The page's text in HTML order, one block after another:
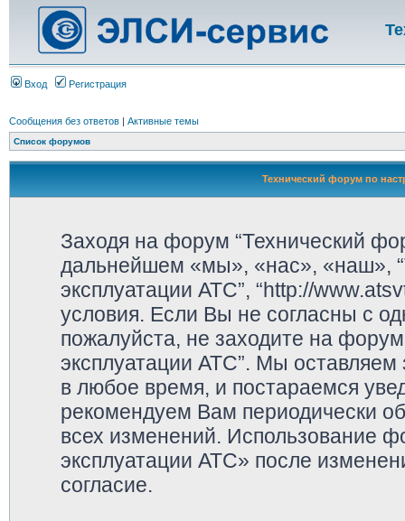
Вход Регистрация
Сообщения без ответов | Активные темы
Список форумов
Технический форум по
Заходя на форум “Технический
дальнейшем «мы», «нас», «наш»,
эксплуатации АТС”, “http://
условия. Если Вы не согласны с
пожалуйста, не заходите на
эксплуатации АТС”. Мы
в любое время, и постараемся
рекомендуем Вам периодически
всех изменений. Использование
эксплуатации АТС» после
согласие.